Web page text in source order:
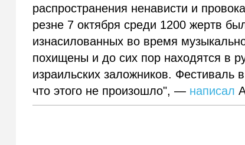
распространения ненависти и
резне 7 октября среди 1200 жертв
изнасилованных во время
похищены и до сих пор находятся в
израильских заложников.
что этого не произошло", — написал